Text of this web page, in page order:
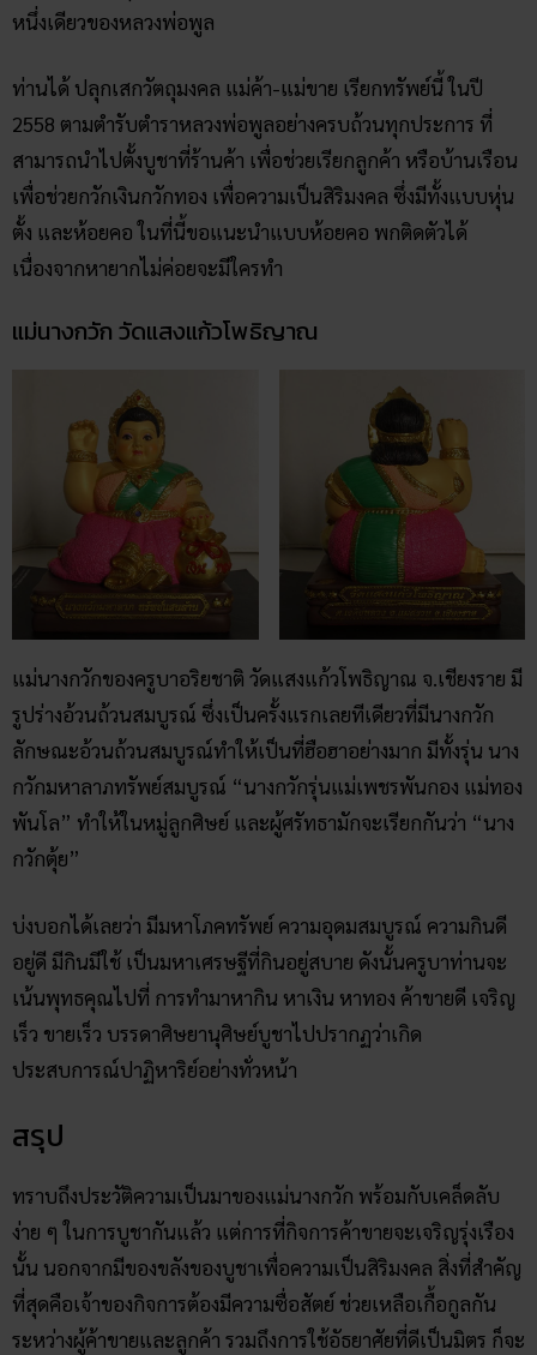
หนึ่งเดียวของหลวงพ่อพูล
ท่านได้ ปลุกเสกวัตถุมงคล แม่ค้า-แม่ขาย เรียกทรัพย์นี้ ในปี
2558 ตามตำรับตำราหลวงพ่อพูลอย่างครบถ้วนทุกประการ ที่
สามารถนำไปตั้งบูชาที่ร้านค้า เพื่อช่วยเรียกลูกค้า หรือบ้านเรือน
เพื่อช่วยกวักเงินกวักทอง เพื่อความเป็นสิริมงคล ซึ่งมีทั้งแบบหุ่น
ตั้ง และห้อยคอ ในที่นี้ขอแนะนำแบบห้อยคอ พกติดตัวได้
เนื่องจากหายากไม่ค่อยจะมีใครทำ
แม่นางกวัก วัดแสงแก้วโพธิญาณ
แม่นางกวักของครูบาอริยชาติ วัดแสงแก้วโพธิญาณ จ.เชียงราย มี
รูปร่างอ้วนถ้วนสมบูรณ์ ซึ่งเป็นครั้งแรกเลยทีเดียวที่มีนางกวัก
ลักษณะอ้วนถ้วนสมบูรณ์ทำให้เป็นที่ฮือฮาอย่างมาก มีทั้งรุ่น นาง
กวักมหาลาภทรัพย์สมบูรณ์ “นางกวักรุ่นแม่เพชรพันกอง แม่ทอง
พันโล” ทำให้ในหมู่ลูกศิษย์ และผู้ศรัทธามักจะเรียกกันว่า “นาง
กวักตุ้ย”
บ่งบอกได้เลยว่า มีมหาโภคทรัพย์ ความอุดมสมบูรณ์ ความกินดี
อยู่ดี มีกินมีใช้ เป็นมหาเศรษฐีที่กินอยู่สบาย ดังนั้นครูบาท่านจะ
เน้นพุทธคุณไปที่ การทำมาหากิน หาเงิน หาทอง ค้าขายดี เจริญ
เร็ว ขายเร็ว บรรดาศิษยานุศิษย์บูชาไปปรากฏว่าเกิด
ประสบการณ์ปาฏิหาริย์อย่างทั่วหน้า
สรุป
ทราบถึงประวัติความเป็นมาของแม่นางกวัก พร้อมกับเคล็ดลับ
ง่าย ๆ ในการบูชากันแล้ว แต่การที่กิจการค้าขายจะเจริญรุ่งเรือง
นั้น นอกจากมีของขลังของบูชาเพื่อความเป็นสิริมงคล สิ่งที่สำคัญ
ที่สุดคือเจ้าของกิจการต้องมีความซื่อสัตย์ ช่วยเหลือเกื้อกูลกัน
ระหว่างผู้ค้าขายและลูกค้า รวมถึงการใช้อัธยาศัยที่ดีเป็นมิตร ก็จะ